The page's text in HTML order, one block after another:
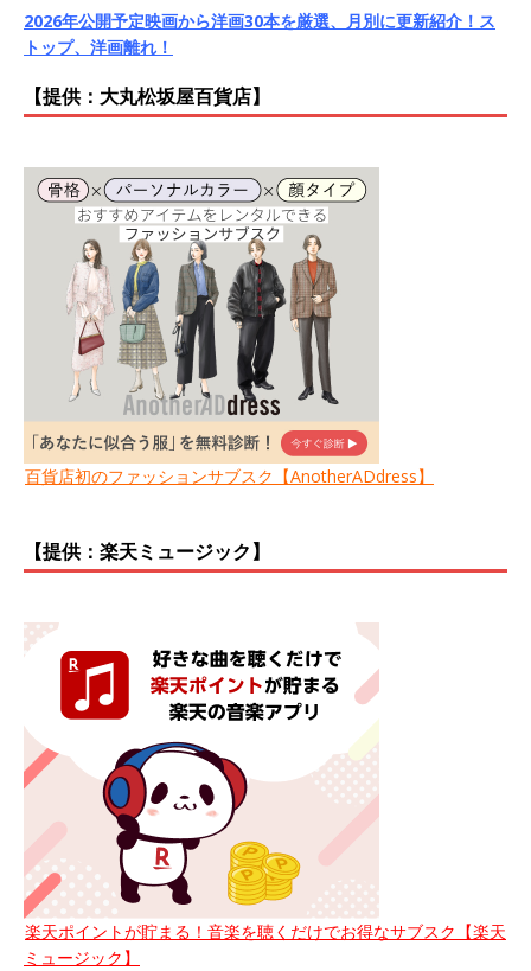
2026年公開予定映画から洋画30本を厳選、月別に更新紹介！ス
トップ、洋画離れ！
【提供：大丸松坂屋百貨店】
百貨店初のファッションサブスク【AnotherADdress】
【提供：楽天ミュージック】
楽天ポイントが貯まる！音楽を聴くだけでお得なサブスク【楽天
ミュージック】